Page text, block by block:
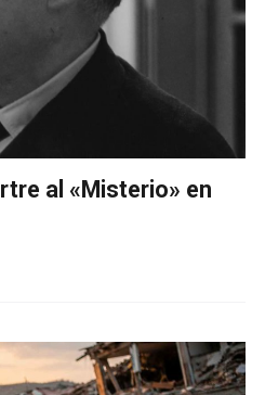
al «Misterio» en